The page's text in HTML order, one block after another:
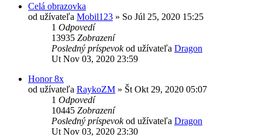
Celá obrazovka
od užívateľa Mobil123 » So Júl 25, 2020 15:25
1 Odpovedí
13935 Zobrazení
Posledný príspevokod užívateľa Dragon
Ut Nov 03, 2020 23:59
Honor 8x
od užívateľa RaykoZM » Št Okt 29, 2020 05:07
1 Odpovedí
10445 Zobrazení
Posledný príspevokod užívateľa Dragon
Ut Nov 03, 2020 23:30